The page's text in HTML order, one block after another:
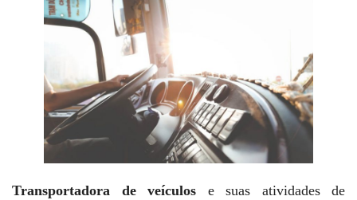
Transportadora de veículos e suas atividades de